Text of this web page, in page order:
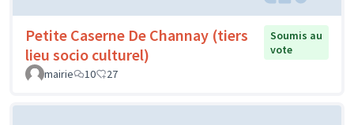
Petite Caserne De Channay (tiers
lieu socio culturel)
Soumis au
vote
mairie
10 27